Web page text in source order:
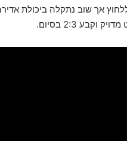
ללחוץ אך שוב נתקלה
2:3 בסיום.